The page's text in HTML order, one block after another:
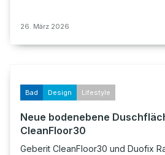
26. März 2026
Bad Design Lifestyle
Neue bodenebene
CleanFloor30
Geberit CleanFloor30 und Duofix